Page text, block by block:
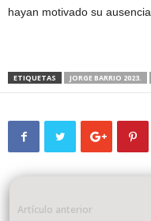
hayan motivado su ausencia.
ETIQUETAS JORGE BARRIO 2023.
Artículo anterior